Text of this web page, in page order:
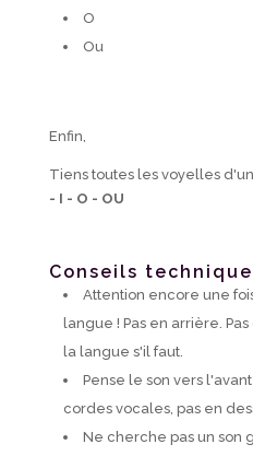
O
Ou
Enfin,
Tiens toutes les voyelles
- I - O - OU
Conseils
Attention encore une
langue ! Pas en arrière.
la langue s'il faut.
Pense le son vers
cordes vocales, pas en
Ne cherche pas un son